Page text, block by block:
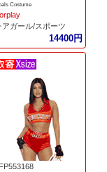
Costume
アガール/スポーツ
14400円